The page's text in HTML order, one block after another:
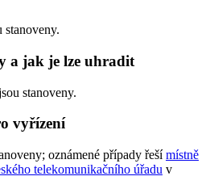
stanoveny.
a jak je lze uhradit
stanoveny.
vyřízení
oznámené případy řešímístně
telekomunikačního úřadu v